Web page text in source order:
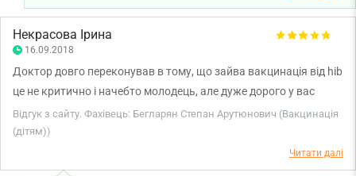
родині міцного здоров'я!
Некрасова Ірина
16.09.2018
Доктор довго переконував в тому, що зайва вакцинація від hib
це не критично і начебто молодець, але дуже дорого у вас
гексаксім! На двох дітей переплатити 2000 Грн це як то не дуже
гарно.
Відгук з сайту. Фахівець: Бегларян Степан Арутюнович (Вакцинація
(дітям))
Читати далі